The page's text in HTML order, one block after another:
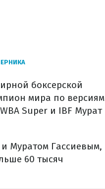
боксерской
мира по версиям
Super и IBF Мурат
Муратом Гассиевым,
60 тысяч